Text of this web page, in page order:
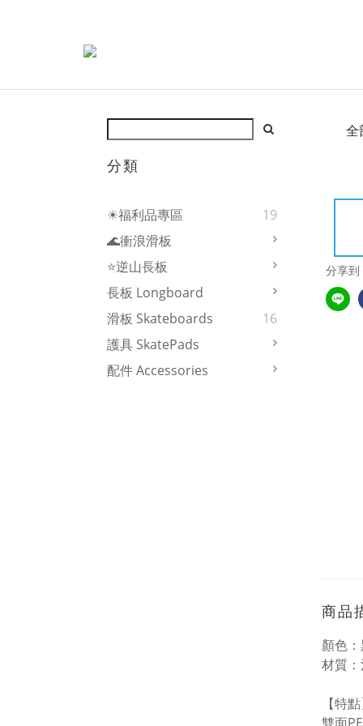
分類
☀福利品專區
19
🌊衝浪滑板
⭐逆山長板
長板 Longboard
滑板 Skateboards
16
護具 SkatePads
配件 Accessories
全
分享到
商品
顏色
材質
【特點